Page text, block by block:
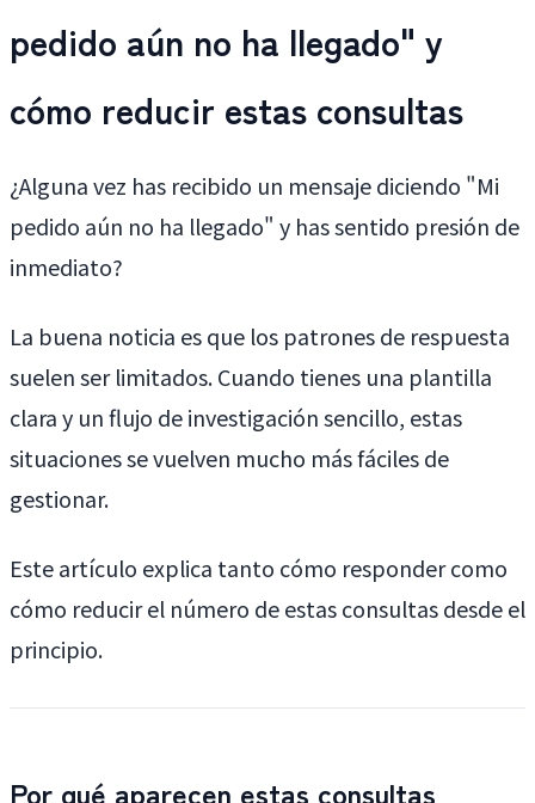
pedido aún no ha llegado" y
cómo reducir estas consultas
¿Alguna vez has recibido un mensaje diciendo "Mi
pedido aún no ha llegado" y has sentido presión de
inmediato?
La buena noticia es que los patrones de respuesta
suelen ser limitados. Cuando tienes una plantilla
clara y un flujo de investigación sencillo, estas
situaciones se vuelven mucho más fáciles de
gestionar.
Este artículo explica tanto cómo responder como
cómo reducir el número de estas consultas desde el
principio.
Por qué aparecen estas consultas